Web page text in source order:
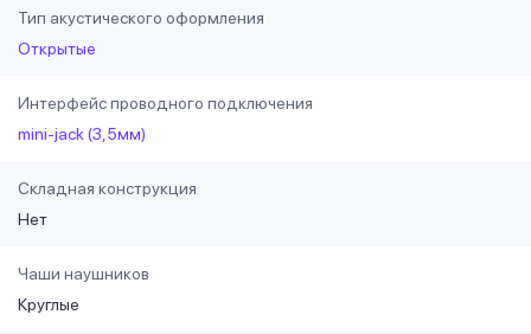
Тип акустического оформления
Открытые
Интерфейс проводного подключения
mini-jack (3,5мм)
Складная конструкция
Нет
Чаши наушников
Круглые